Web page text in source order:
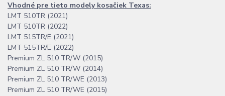
Vhodné pre tieto modely kosačiek Texas:
LMT 510TR (2021)
LMT 510TR (2022)
LMT 515TR/E (2021)
LMT 515TR/E (2022)
Premium ZL 510 TR/W (2015)
Premium ZL 510 TR/W (2014)
Premium ZL 510 TR/WE (2013)
Premium ZL 510 TR/WE (2015)